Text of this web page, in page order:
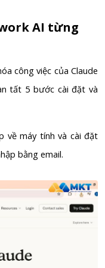
AI từng
công việc của Claude
tất 5 bước cài đặt và
về máy tính và cài đặt
bằng email.